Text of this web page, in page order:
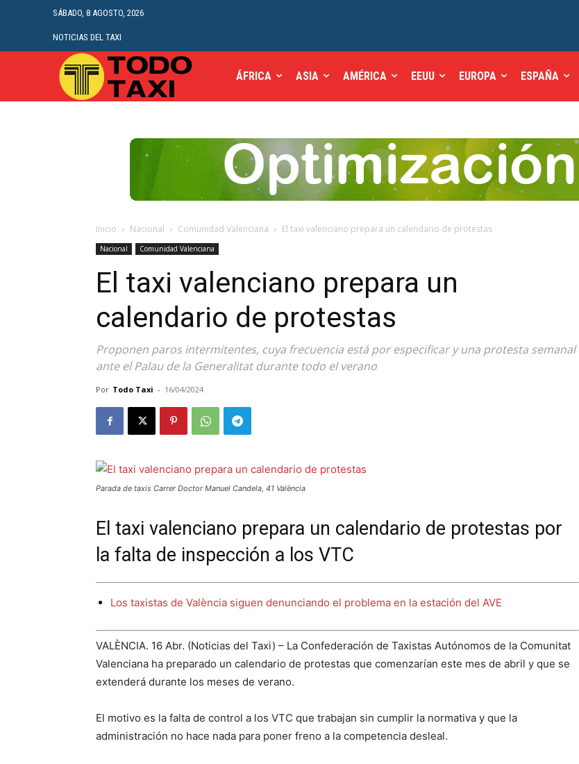
SÁBADO, 8 AGOSTO, 2026
NOTICIAS DEL TAXI
ÁFRICA ASIA AMÉRICA EEUU EUROPA ESPAÑA
Inicio Nacional Comunidad Valenciana El taxi valenciano prepara un calendario de protestas
Nacional Comunidad Valenciana
El taxi valenciano prepara un
calendario de protestas
Proponen paros intermitentes, cuya frecuencia está por especificar y una protesta semanal
ante el Palau de la Generalitat durante todo el verano
Por Todo Taxi - 16/04/2024
Parada de taxis Carrer Doctor Manuel Candela, 41 València
El taxi valenciano prepara un calendario de protestas por
la falta de inspección a los VTC
Los taxistas de València siguen denunciando el problema en la estación del AVE
VALÈNCIA. 16 Abr. (Noticias del Taxi) – La Confederación de Taxistas Autónomos de la Comunitat
Valenciana ha preparado un calendario de protestas que comenzarían este mes de abril y que se
extenderá durante los meses de verano.
El motivo es la falta de control a los VTC que trabajan sin cumplir la normativa y que la
administración no hace nada para poner freno a la competencia desleal.